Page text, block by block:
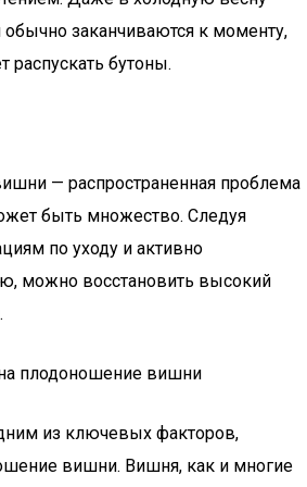
заканчиваются к моменту,
распускать бутоны.
— распространенная проблема
быть множество. Следуя
по уходу и активно
можно восстановить высокий
плодоношение вишни
из ключевых факторов,
вишни. Вишня, как и многие